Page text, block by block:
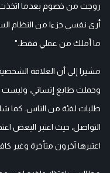
روجت من خصوم بعدما اتخذت
أرى نفسي جزءا من النظام
ما أملك من عملي فقط."
مشيرا إلى أن العلاقة
وحملت طابع إنساني، وليست
طلبات لفئة من الناس. كما
التواصل، حيث اعتبر البعض
اعتبرها آخرون متأخرة وغير